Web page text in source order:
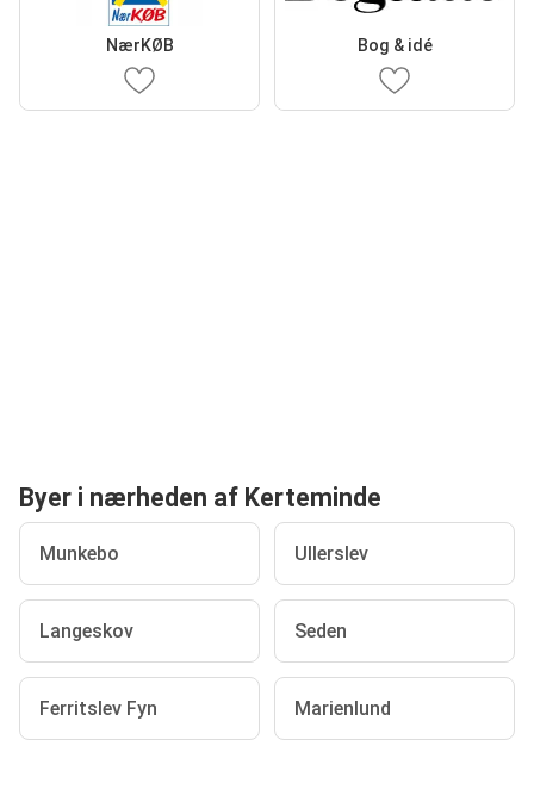
NærKØB Bog & idé
Byer i nærheden af Kerteminde
Munkebo Ullerslev
Langeskov Seden
Ferritslev Fyn Marienlund